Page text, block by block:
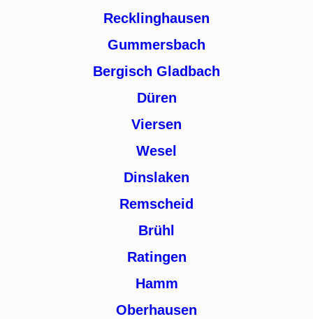
Recklinghausen
Gummersbach
Bergisch Gladbach
Düren
Viersen
Wesel
Dinslaken
Remscheid
Brühl
Ratingen
Hamm
Oberhausen